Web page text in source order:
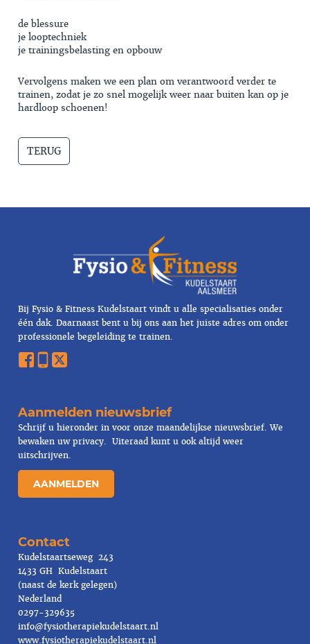
de blessure
je looptechniek
je trainingsbelasting en opbouw
Vervolgens maken we een plan om verantwoord verder te
trainen, zodat je zo snel mogelijk weer naar buiten kan op je
hardloop schoenen!
TERUG
Bij Fysio & Fitness Kudelstaart vindt u alle specialisaties onder
één dak. Daarnaast bent u bij ons aan het juiste adres om onder
professionele begeleiding te trainen.
Aanmelden nieuwsbrief
Schrijf u hieronder in voor onze maandelijkse nieuwsbrief. We
bewaken uwprivacy. Uiteraad kunt u ook altijd weer
uitschrijven.
AANMELDEN
Contact
Kudelstaartseweg 243
1433 GH Kudelstaart
(naast de kerk gelegen)
Nederland
0297-329635
info@fysiotherapiekudelstaart.nl
www.fysiotherapiekudelstaart.nl